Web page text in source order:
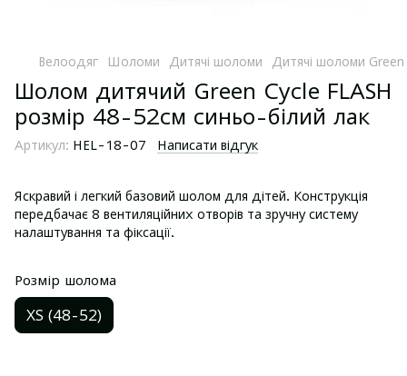
Велоодяг Шоломи Дитячі шоломи Дитячі шоломи
Шолом дитячий Green Cycle FLASH
розмір 48-52см синьо-білий лак
Артикул: HEL-18-07 Написати відгук
Яскравий і легкий базовий шолом для дітей. Конструкція
передбачає 8 вентиляційних отворів та зручну систему
налаштування та фіксації.
Розмір шолома
XS (48-52)